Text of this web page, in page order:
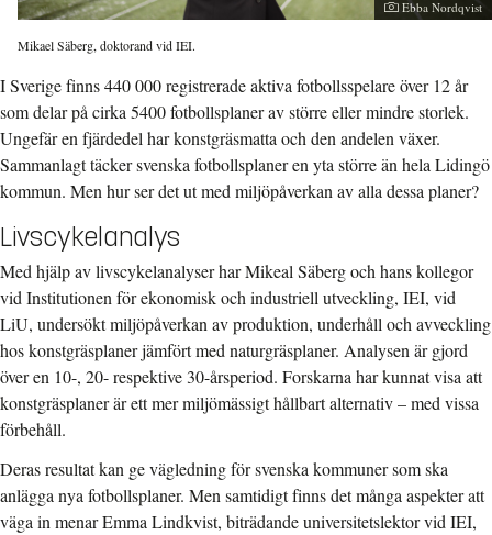
Ebba Nordqvist
Mikael Säberg, doktorand vid IEI.
I Sverige finns 440 000 registrerade aktiva fotbollsspelare över 12 år
som delar på cirka 5400 fotbollsplaner av större eller mindre storlek.
Ungefär en fjärdedel har konstgräsmatta och den andelen växer.
Sammanlagt täcker svenska fotbollsplaner en yta större än hela Lidingö
kommun. Men hur ser det ut med miljöpåverkan av alla dessa planer?
Livscykelanalys
Med hjälp av livscykelanalyser har Mikeal Säberg och hans kollegor
vid Institutionen för ekonomisk och industriell utveckling, IEI, vid
LiU, undersökt miljöpåverkan av produktion, underhåll och avveckling
hos konstgräsplaner jämfört med naturgräsplaner. Analysen är gjord
över en 10-, 20- respektive 30-årsperiod. Forskarna har kunnat visa att
konstgräsplaner är ett mer miljömässigt hållbart alternativ – med vissa
förbehåll.
Deras resultat kan ge vägledning för svenska kommuner som ska
anlägga nya fotbollsplaner. Men samtidigt finns det många aspekter att
väga in menar Emma Lindkvist, biträdande universitetslektor vid IEI,